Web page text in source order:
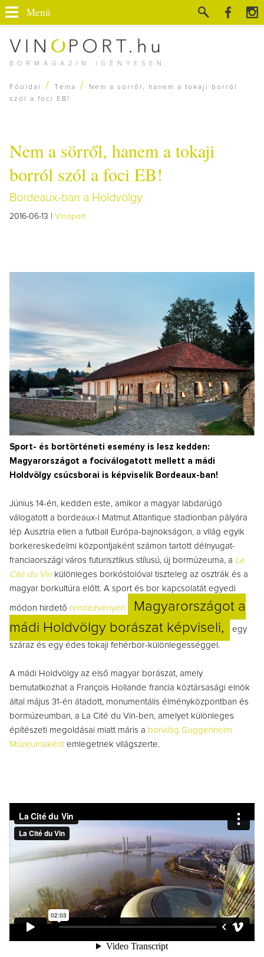
BORMAGAZIN IGÉNYESEN
Menü
Főoldal / Téma /
Nem a sörről, hanem a tokaji borról
szól a foci EB!
Nem a sörről, hanem a tokaji
borról szól a foci EB!
Bordeaux-ban a Holdvölgy
2016-06-13 | Vinoport
Sport- és bortörténeti esemény is lesz kedden:
Magyarországot a fociválogatott mellett a mádi
Holdvölgy csúcsborai is képviselik Bordeaux-ban!
Június 14-én, kedden este, amikor a magyar labdarúgó
válogatott a bordeaux-i Matmut Atlantique stadionban pályára
lép Ausztria ellen a futball Európa-bajnokságon, a világ egyik
borkereskedelmi központjaként számon tartott délnyugat-
franciaországi város futurisztikus stílusú, új bormúzeuma, a La
Cité du Vinkülönleges borkóstolóval tiszteleg az osztrák és a
magyar borkultúra előtt. A sport és bor kapcsolatát egyedi
módon hirdető rendezvényen
Magyarországot a
mádi Holdvölgy borászat képviseli,
egy
száraz és egy édes tokaji fehérbor-különlegességgel.
A mádi Holdvölgy az első magyar borászat, amely
bemutatkozhat a François Hollande francia köztársasági elnök
által május 31-én átadott, monumentális élményközpontban és
bormúzeumban, a La Cité du Vin-ben, amelyet különleges
építészeti megoldásai miatt máris a borvilág Guggenheim
Múzeumaként emlegetnek világszerte.